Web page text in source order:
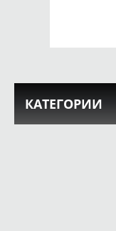
КАТЕГОРИИ